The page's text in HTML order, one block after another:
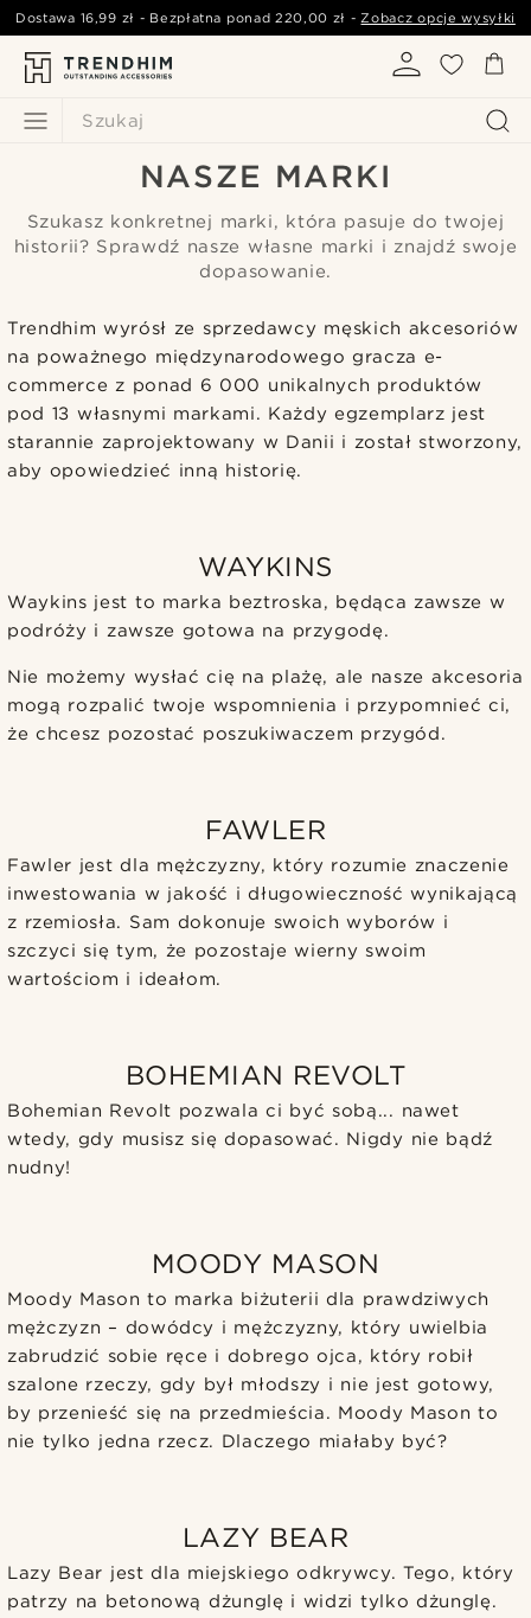
Szukaj
Dostawa 16,99 zł - Bezpłatna ponad220,00 zł -Zobacz opcje wysyłki
NASZE MARKI
Szukasz konkretnej marki, która pasuje do twojej
historii? Sprawdź nasze własne marki i znajdź swoje
dopasowanie.
Trendhim wyrósł ze sprzedawcy męskich akcesoriów
na poważnego międzynarodowego gracza e-
commerce z ponad 6 000 unikalnych produktów
pod 13 własnymi markami. Każdy egzemplarz jest
starannie zaprojektowany w Danii i został stworzony,
aby opowiedzieć inną historię.
WAYKINS
Waykins jest to marka beztroska, będąca zawsze w
podróży i zawsze gotowa na przygodę.
Nie możemy wysłać cię na plażę, ale nasze akcesoria
mogą rozpalić twoje wspomnienia i przypomnieć ci,
że chcesz pozostać poszukiwaczem przygód.
FAWLER
Fawler jest dla mężczyzny, który rozumie znaczenie
inwestowania w jakość i długowieczność wynikającą
z rzemiosła. Sam dokonuje swoich wyborów i
szczyci się tym, że pozostaje wierny swoim
wartościom i ideałom.
BOHEMIAN REVOLT
Bohemian Revolt pozwala ci być sobą... nawet
wtedy, gdy musisz się dopasować. Nigdy nie bądź
nudny!
MOODY MASON
Moody Mason to marka biżuterii dla prawdziwych
mężczyzn – dowódcy i mężczyzny, który uwielbia
zabrudzić sobie ręce i dobrego ojca, który robił
szalone rzeczy, gdy był młodszy i nie jest gotowy,
by przenieść się na przedmieścia. Moody Mason to
nie tylko jedna rzecz. Dlaczego miałaby być?
LAZY BEAR
Lazy Bear jest dla miejskiego odkrywcy. Tego, który
patrzy na betonową dżunglę i widzi tylko dżunglę.